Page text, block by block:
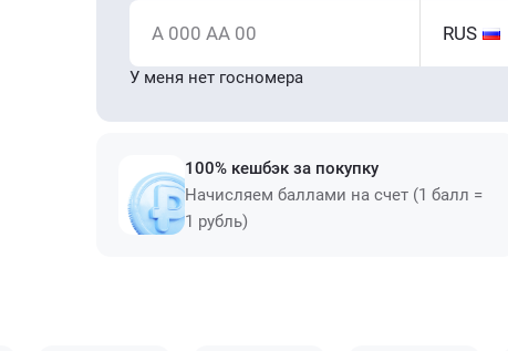
А 000 АА 00 RUS
У меня нет госномера
100% кешбэк за покупку
Начисляем баллами на счет (1 балл =
1 рубль)